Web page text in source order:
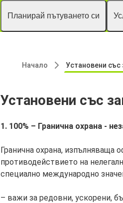
Планирай пътуването си
Начало Установени със закон намаления
Установени със
1. 100% – Гранична охрана -
Гранична охрана, изпълняваща
противодействието на
специално международно
– важи за редовни, ускорени,